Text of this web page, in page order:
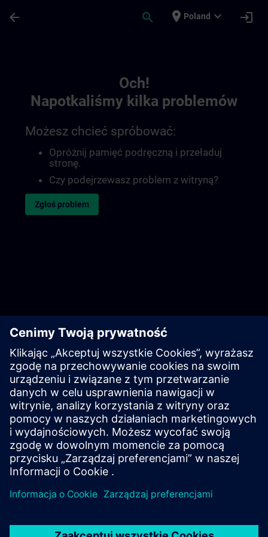
arrow_back search place Poland expand_more login
Och!
Napotkaliśmy kilka problemów
Możesz chcieć spróbować:
Opróżnij pamięć podręczną i przeładuj
stronę.
Czy podejrzewasz problem z witryną?
Zgłoś problem